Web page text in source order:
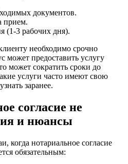
документов.
прием.
(1-3 рабочих дня).
необходимо срочно
может предоставить услугу
может сократить сроки до
услуги часто имеют свою
заранее.
согласие не
и нюансы
когда нотариальное согласие
обязательным: